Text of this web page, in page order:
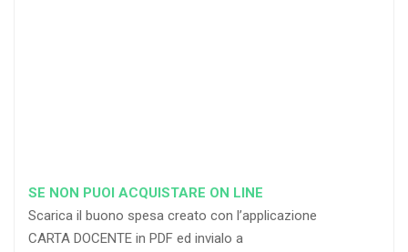
SE NON PUOI ACQUISTARE ON LINE
Scarica il buono spesa creato con l’applicazione
CARTA DOCENTE in PDF ed invialo a